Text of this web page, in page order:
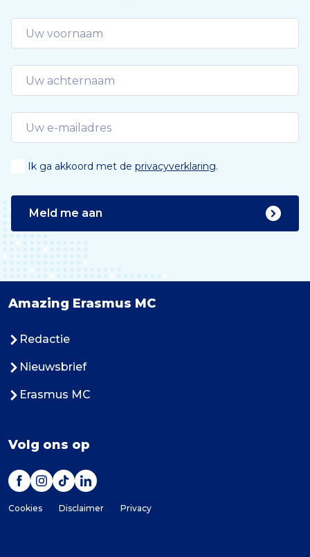
Ik ga akkoord met de privacyverklaring.
Meld me aan
Amazing Erasmus MC
Redactie
Nieuwsbrief
Erasmus MC
Volg ons op
Cookies Disclaimer Privacy